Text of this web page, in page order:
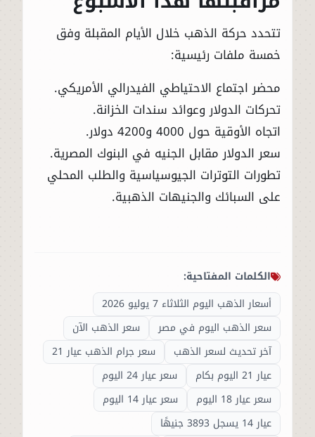
تتحدد حركة الذهب خلال الأيام المقبلة وفق
خمسة ملفات رئيسية:
محضر اجتماع الاحتياطي الفيدرالي الأمريكي.
تحركات الدولار وعوائد سندات الخزانة.
اتجاه الأوقية حول 4000 و4200 دولار.
سعر الدولار مقابل الجنيه في البنوك المصرية.
تطورات التوترات الجيوسياسية والطلب المحلي
على السبائك والجنيهات الذهبية.
الكلمات المفتاحية:
أسعار الذهب اليوم الثلاثاء 7 يوليو 2026
سعر الذهب اليوم في مصر
سعر الذهب الآن
آخر تحديث لسعر الذهب
سعر جرام الذهب عيار 21
عيار 21 اليوم بكام
سعر عيار 24 اليوم
سعر عيار 18 اليوم
سعر عيار 14 اليوم
عيار 14 يسجل 3893 جنيهًا